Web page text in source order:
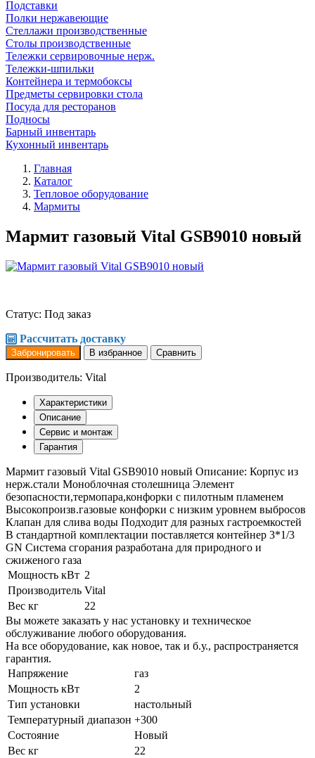
Подставки
Полки нержавеющие
Стеллажи производственные
Столы производственные
Тележки сервировочные нерж.
Тележки-шпильки
Контейнера и термобоксы
Предметы сервировки стола
Посуда для ресторанов
Подносы
Барный инвентарь
Кухонный инвентарь
Главная
Каталог
Тепловое оборудование
Мармиты
Мармит газовый Vital GSB9010 новый
Статус: Под заказ
Рассчитать доставку
Забронировать В избранное Сравнить
Производитель: Vital
Характеристики
Описание
Сервис и монтаж
Гарантия
Мармит газовый Vital GSB9010 новый Описание: Корпус из
нерж.стали Моноблочная столешница Элемент
безопасности,термопара,конфорки с пилотным пламенем
Высокопроизв.газовые конфорки с низким уровнем выбросов
Клапан для слива воды Подходит для разных гастроемкостей
В стандартной комплектации поставляется контейнер 3*1/3
GN Cистема сгорания разработана для природного и
сжиженого газа
Мощность кВт 2
Производитель Vital
Вес кг
22
Вы можете заказать у нас установку и техническое
обслуживание любого оборудования.
На все оборудование, как новое, так и б.у., распространяется
гарантия.
Напряжение
газ
Мощность кВт
2
Тип установки
настольный
Температурный диапазон +300
Состояние
Новый
Вес кг
22